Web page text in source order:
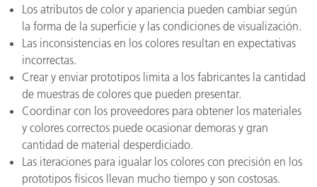
Los atributos de color y apariencia pueden cambiar según
la forma de la superficie y las condiciones de visualización.
Las inconsistencias en los colores resultan en expectativas
incorrectas.
Crear y enviar prototipos limita a los fabricantes la cantidad
de muestras de colores que pueden presentar.
Coordinar con los proveedores para obtener los materiales
y colores correctos puede ocasionar demoras y gran
cantidad de material desperdiciado.
Las iteraciones para igualar los colores con precisión en los
prototipos físicos llevan mucho tiempo y son costosas.